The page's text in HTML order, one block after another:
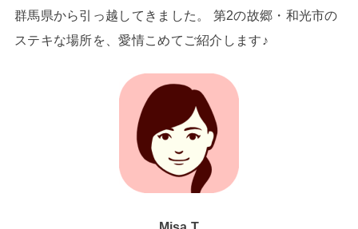
群馬県から引っ越してきました。 第2の故郷・和光市の
ステキな場所を、愛情こめてご紹介します♪